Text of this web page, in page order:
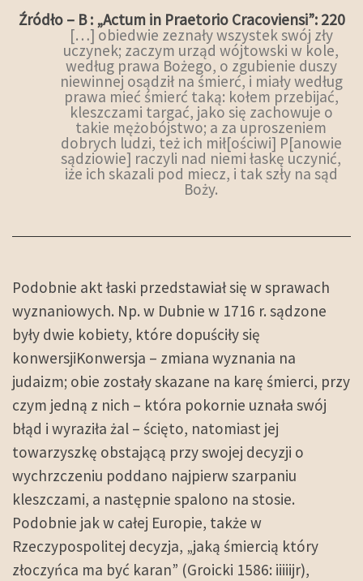
Źródło – B : „Actum in Praetorio Cracoviensi”: 220
[…] obiedwie zeznały wszystek swój zły
uczynek; zaczym urząd wójtowski w kole,
według prawa Bożego, o zgubienie duszy
niewinnej osądził na śmierć, i miały według
prawa mieć śmierć taką: kołem przebijać,
kleszczami targać, jako się zachowuje o
takie mężobójstwo; a za uproszeniem
dobrych ludzi, też ich mił[ościwi] P[anowie
sądziowie] raczyli nad niemi łaskę uczynić,
iże ich skazali pod miecz, i tak szły na sąd
Boży.
Podobnie akt łaski przedstawiał się w sprawach
wyznaniowych. Np. w Dubnie w 1716 r. sądzone
były dwie kobiety, które dopuściły się
konwersjiKonwersja – zmiana wyznania na
judaizm; obie zostały skazane na karę śmierci, przy
czym jedną z nich – która pokornie uznała swój
błąd i wyraziła żal – ścięto, natomiast jej
towarzyszkę obstającą przy swojej decyzji o
wychrzczeniu poddano najpierw szarpaniu
kleszczami, a następnie spalono na stosie.
Podobnie jak w całej Europie, także w
Rzeczypospolitej decyzja, „jaką śmiercią który
złoczyńca ma być karan” (Groicki 1586: iiiiijr),